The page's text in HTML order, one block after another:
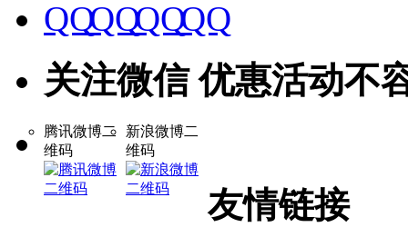
关注微信 优惠活动不
腾讯微博二
维码
新浪微博二
维码
友情链接